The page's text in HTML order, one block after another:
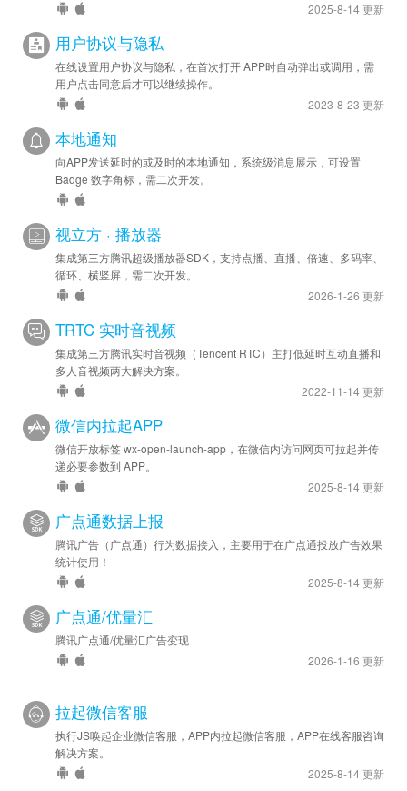
2025-8-14 更新
用户协议与隐私
在线设置用户协议与隐私，在首次打开 APP时自动弹出或调用，需
用户点击同意后才可以继续操作。
2023-8-23 更新
本地通知
向APP发送延时的或及时的本地通知，系统级消息展示，可设置
Badge 数字角标，需二次开发。
视立方 · 播放器
集成第三方腾讯超级播放器SDK，支持点播、直播、倍速、多码率、
循环、横竖屏，需二次开发。
2026-1-26 更新
TRTC 实时音视频
集成第三方腾讯实时音视频（Tencent RTC）主打低延时互动直播和
多人音视频两大解决方案。
2022-11-14 更新
微信内拉起APP
微信开放标签 wx-open-launch-app，在微信内访问网页可拉起并传
递必要参数到 APP。
2025-8-14 更新
广点通数据上报
腾讯广告（广点通）行为数据接入，主要用于在广点通投放广告效果
统计使用！
2025-8-14 更新
广点通/优量汇
腾讯广点通/优量汇广告变现
2026-1-16 更新
拉起微信客服
执行JS唤起企业微信客服，APP内拉起微信客服，APP在线客服咨询
解决方案。
2025-8-14 更新